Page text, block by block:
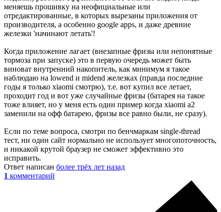
меняешь прошивку на неофициальные или
отредактированные, в которых вырезаны приложения от
производителя, а особенно google apps, и даже древние
железки 'начинают летать'!
Когда приложение лагает (внезапные фризы или непонятные
тормоза при запуске) это в первую очередь может быть
виноват внутренний накопитель, как минимум я такое
наблюдаю на lowend и midend железках (правда последние
годы я только xiaomi смотрю), т.е. вот купил все летает,
проходит год и вот уже случайные фризы (батарея на такое
тоже влияет, но у меня есть один пример когда xiaomi a2
заменили на офф батарею, фризы все равно были, не сразу).
Если по теме вопроса, смотри по бенчмаркам single-thread
тест, ни один сайт нормально не использует многопоточность,
и никакой крутой браузер не сможет эффективно это
исправить.
Ответ написан более трёх лет назад
1 комментарий